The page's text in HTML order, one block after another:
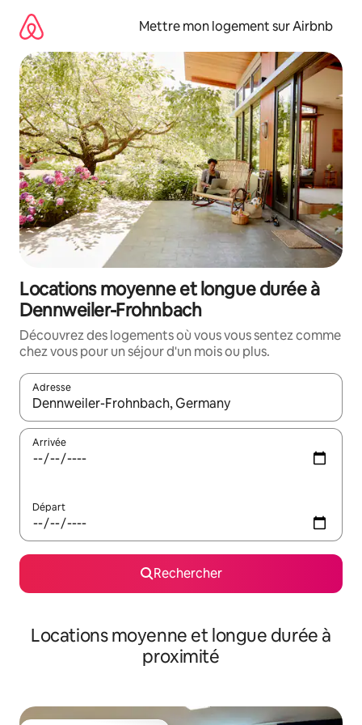
directement
contenu
Mettre mon logement sur Airbnb
Locations moyenne et longue durée à
Dennweiler-Frohnbach
Découvrez des logements où vous vous sentez comme
chez vous pour un séjour d'un mois ou plus.
Adresse
Lorsque les résultats s'affichent, utilisez les flèches vers le
Arrivée
Départ
Rechercher
Locations moyenne et longue durée à
proximité